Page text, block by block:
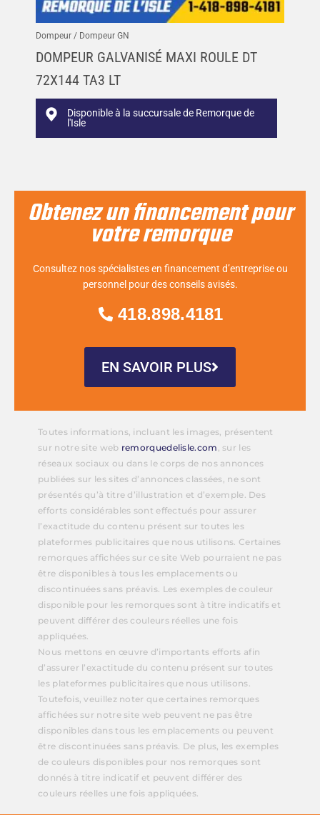
Dompeur / Dompeur GN
DOMPEUR GALVANISÉ MAXI ROULE DT
72X144 TA3 LT
Disponible à la succursale de Remorque de
l'Isle
Obtenez un financement pour
votre remorque
Consultez nos spécialistes en financement d’entreprise ou
personnel pour des conseils avisés.
418.898.4181
EN SAVOIR PLUS
Toutes informations, incluant les images, présentent
sur notre site web remorquedelisle.com , sur les
réseaux sociaux ou dans le corps de nos annonces
publiées sur les sites d’annonces classées, ne sont
présentés qu’à titre d’illustration et d’exemple. Des
efforts considérables sont effectués pour assurer
l’exactitude du contenu présent sur toutes les
plateformes publicitaires que nous utilisons. Certaines
remorques affichées sur ce site Web pourraient ne pas
être disponibles à tous les emplacements ou
discontinuées sans préavis. Les exemples de couleur
disponible pour les remorques sont à titre indicatifs et
peuvent différer des couleurs réelles une fois
appliquées.
Nous mettons en œuvre d’importants efforts afin
d’assurer l’exactitude du contenu présent sur toutes
les plateformes publicitaires que nous utilisons.
Toutefois, veuillez noter que certaines remorques
affichées sur notre site web peuvent ne pas être
disponibles dans tous les emplacements ou peuvent
être discontinuées sans préavis. De plus, les exemples
de couleurs disponibles pour nos remorques sont
donnés à titre indicatif et peuvent différer des
couleurs réelles une fois appliquées.